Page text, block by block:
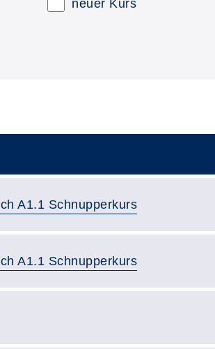
neuer Kurs
A1.1 Schnupperkurs
A1.1 Schnupperkurs